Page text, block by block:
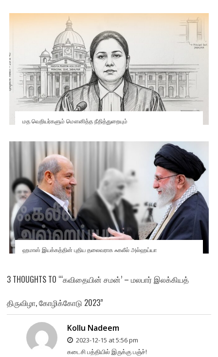
மத வெறியர்களும் மௌனித்த நீதித்துறையும்
ஹமாஸ் இயக்கத்தின் புதிய தலைவராக ஃகலீல் அல்ஹய்யா
3 THOUGHTS TO “‘கவிதையின் சமன்’ – மலபார் இலக்கியத்
திருவிழா, கோழிக்கோடு 2023”
Kollu Nadeem
2023-12-15 at 5:56 pm
கடைசி பத்தியில் இருக்கு பஞ்ச்!